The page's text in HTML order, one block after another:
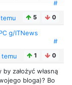
#
5 0
g/ITNews
#
temu 1 0
założyć własną
bloga)? Bo